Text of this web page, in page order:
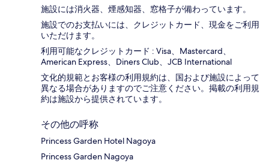
施設には消火器、煙感知器、窓格子が備わっています。
施設でのお支払いには、クレジットカード、現金をご利用
いただけます。
利用可能なクレジットカード : Visa、Mastercard、
American Express、Diners Club、JCB International
文化的規範とお客様の利用規約は、国および施設によって
異なる場合がありますのでご注意ください。掲載の利用規
約は施設から提供されています。
その他の呼称
Princess Garden Hotel Nagoya
Princess Garden Nagoya